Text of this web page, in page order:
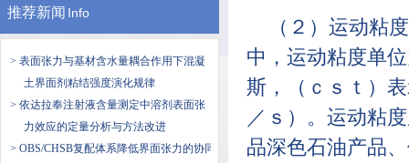
推荐新闻 Info
> 表面张力与基材含水量耦合作用下混凝
土界面剂粘结强度演化规律
> 依达拉奉注射液含量测定中溶剂表面张
力效应的定量分析与方法改进
> OBS/CHSB复配体系降低界面张力的协同
（２）运动粘
中，运动粘度单
斯，（ｃｓｔ）
／ｓ）。运动粘
品深色石油产品